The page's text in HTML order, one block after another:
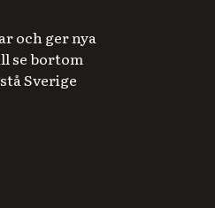
och ger nya
se bortom
Sverige